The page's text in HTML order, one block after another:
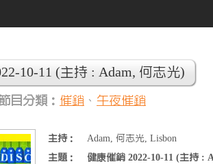
10-11 (主持 : Adam, 何志光)
目分類： 催銷 、 午夜催銷
主持：
Adam, 何志光, Lisbon
主題：
健康催銷 2022-10-11 (主持 :